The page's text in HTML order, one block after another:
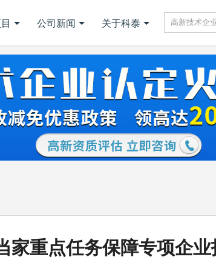
公司新闻 关于科泰
家重点任务保障专项企业